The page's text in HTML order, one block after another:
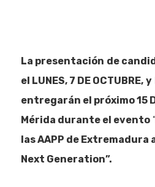
La presentación de
el LUNES, 7 DE OCTUBRE, y
entregarán el próximo 15
Mérida durante el evento
las AAPP de Extremadura
Next Generation”.